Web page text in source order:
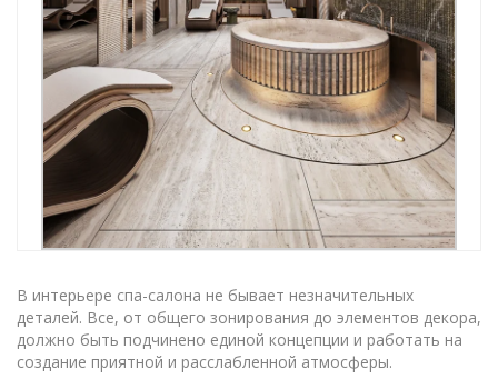
В интерьере спа-салона не бывает незначительных
деталей. Все, от общего зонирования до элементов декора,
должно быть подчинено единой концепции и работать на
создание приятной и расслабленной атмосферы.